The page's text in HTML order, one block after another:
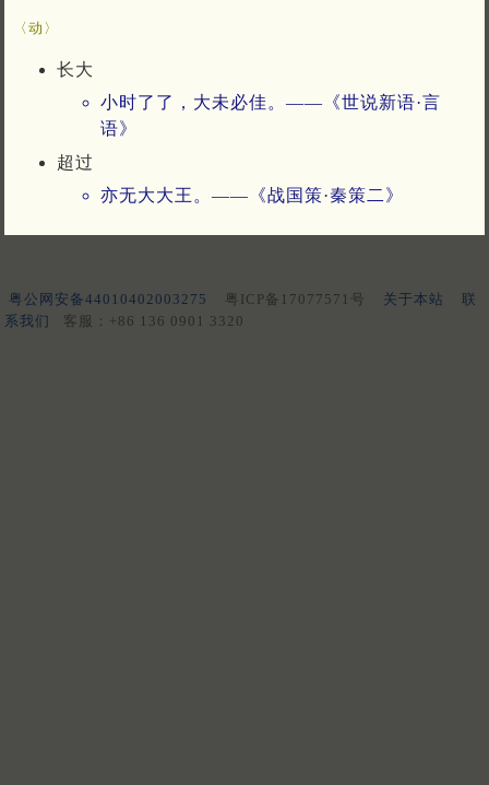
〈动〉
长大
小时了了，大未必佳。——《世说新语·言
语》
超过
亦无大大王。——《战国策·秦策二》
粤公网安备44010402003275 粤ICP备17077571号 关于本站
联
系我们
客服：+86 136 0901 3320